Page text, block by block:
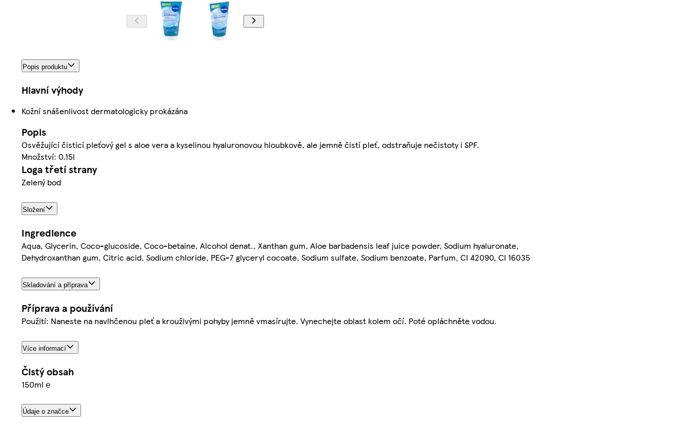
Popis produktu
Hlavní výhody
Kožní snášenlivost dermatologicky prokázána
Popis
Osvěžující čisticí pleťový gel s aloe vera a kyselinou hyaluronovou hloubkově, ale jemně čistí pleť, odstraňuje nečistoty i SPF.
Množství: 0.15l
Loga třetí strany
Zelený bod
Složení
Ingredience
Aqua, Glycerin, Coco-glucoside, Coco-betaine, Alcohol denat., Xanthan gum, Aloe barbadensis leaf juice powder, Sodium hyaluronate,
Dehydroxanthan gum, Citric acid, Sodium chloride, PEG-7 glyceryl cocoate, Sodium sulfate, Sodium benzoate, Parfum, CI 42090, CI 16035
Skladování a příprava
Příprava a používání
Použití: Naneste na navlhčenou pleť a krouživými pohyby jemně vmasírujte. Vynechejte oblast kolem očí. Poté opláchněte vodou.
Více informací
Čistý obsah
150ml ℮
Údaje o značce